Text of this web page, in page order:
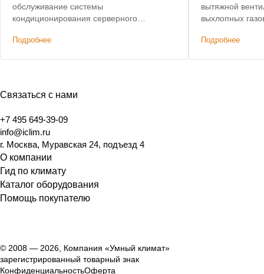
обслуживание системы
кондиционирования серверного
кондиционеров Mitsubishi Electric
Подробнее
вытяжной
выхлопных
Подробнее
Связаться с нами
+7 495 649-39-09
info@iclim.ru
г. Москва, Муравская 24, подъезд 4
О компании
Гид по климату
Каталог оборудования
Помощь покупателю
© 2008 — 2026, Компания «Умный климат»
зарегистрированный товарный знак
КонфиденциальностьОферта